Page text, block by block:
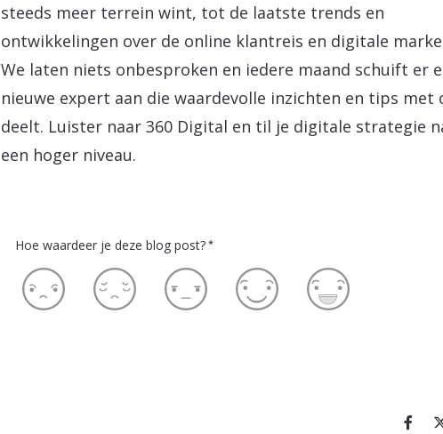
steeds meer terrein wint, tot de laatste trends en
ontwikkelingen over de online klantreis en digitale
We laten niets onbesproken en iedere maand schuift er
nieuwe expert aan die waardevolle inzichten en tips met
deelt. Luister naar 360 Digital en til je digitale strategie
een hoger niveau.
Hoe waardeer je deze blog post? *